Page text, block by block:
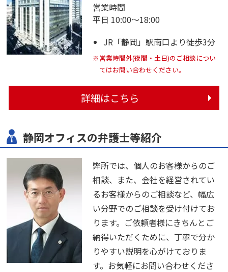
営業時間
平日 10:00～18:00
JR「静岡」駅南口より徒歩3分
※営業時間外(夜間・土日)のご相談につい
てはお問い合わせください。
詳細はこちら
静岡オフィスの弁護士等紹介
弊所では、個人のお客様からのご
相談、また、会社を経営されてい
るお客様からのご相談など、幅広
い分野でのご相談を受け付けてお
ります。ご依頼者様にきちんとご
納得いただくために、丁寧で分か
りやすい説明を心がけておりま
す。お気軽にお問い合わせくださ